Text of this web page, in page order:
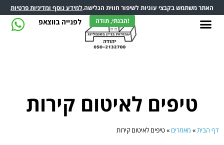
לפנייה בווצאפ
טיפים לאיטום קירות
דף הבית » מאמרים »טיפים לאיטום קירות
האתר משתמש בקבצי עוגיות לשיפור חווית הגלישה.למידע נוסף ומדיניות פרטיות
הבנתי, תודה!